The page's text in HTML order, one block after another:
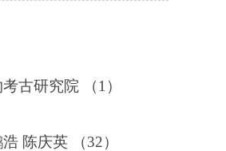
古研究院 （1 ）
庆英 （32）